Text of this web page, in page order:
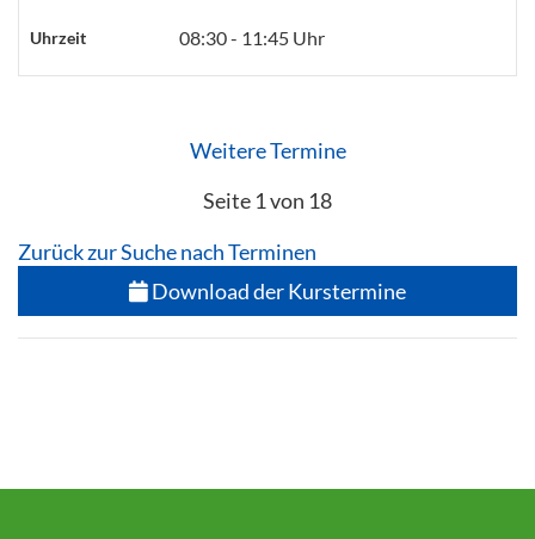
Uhrzeit 08:30 - 11:45 Uhr
Weitere Termine
Seite 1 von 18
Zurück zur Suche nach Terminen
Download der Kurstermine